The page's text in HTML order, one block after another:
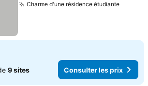
Charme d'une résidence étudiante
9 sites Consulter les prix